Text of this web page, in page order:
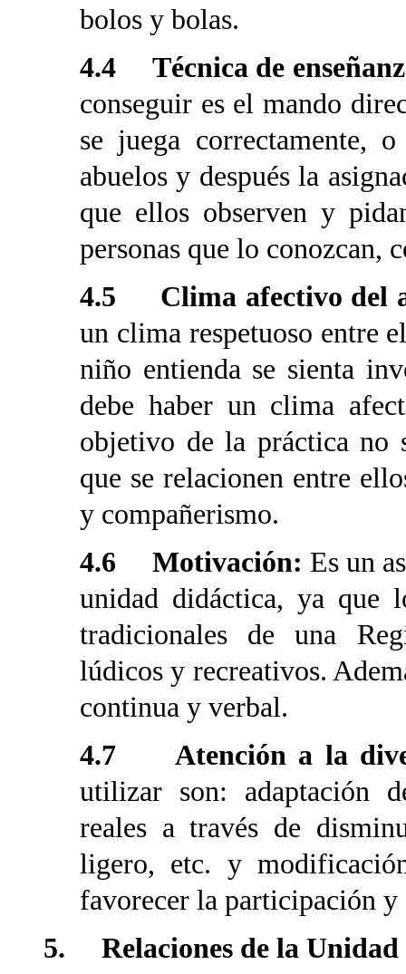
bolos y bolas.
4.4 Técnica de
conseguir es el mando
se juega correctamente,
abuelos y después la
que ellos observen y
personas que lo conozcan,
4.5 Clima afectivo del
un clima respetuoso entre
niño entienda se sienta
debe haber un clima
objetivo de la práctica no
que se relacionen entre
y compañerismo.
4.6 Motivación: Es un
unidad didáctica, ya que
tradicionales de una
lúdicos y recreativos.
continua y verbal.
4.7 Atención a la
utilizar son: adaptación
reales a través de
ligero, etc. y
favorecer la participación y
5. Relaciones de la Unidad